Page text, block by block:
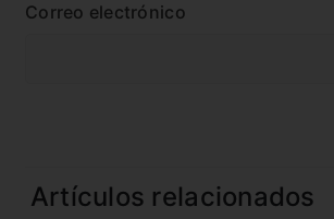
Correo electrónico
Artículos relacionados